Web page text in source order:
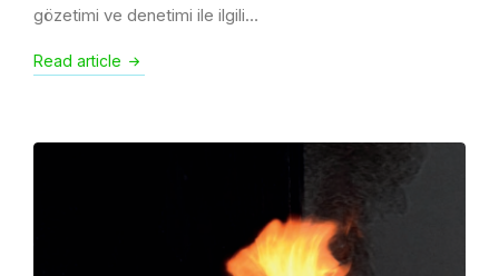
gözetimi ve denetimi ile ilgili…
Read article